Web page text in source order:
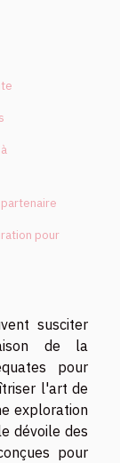
pour
susciter
de la
pour
l'art de
exploration
dévoile des
pour